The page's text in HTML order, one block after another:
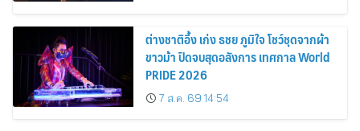
ต่างชาติอึ้ง เก่ง ธชย ภูมิใจ โชว์ชุดจากผ้า
ขาวม้า ปิดจบสุดอลังการ เทศกาล World
PRIDE 2026
7 ส.ค. 69 14:54